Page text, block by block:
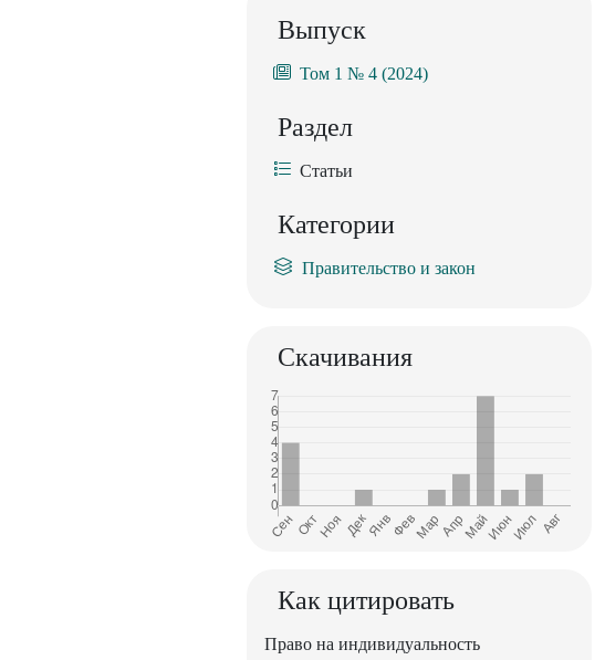
Выпуск
Том 1 № 4 (2024)
Раздел
Статьи
Категории
Правительство и закон
Скачивания
Как цитировать
Право на индивидуальность